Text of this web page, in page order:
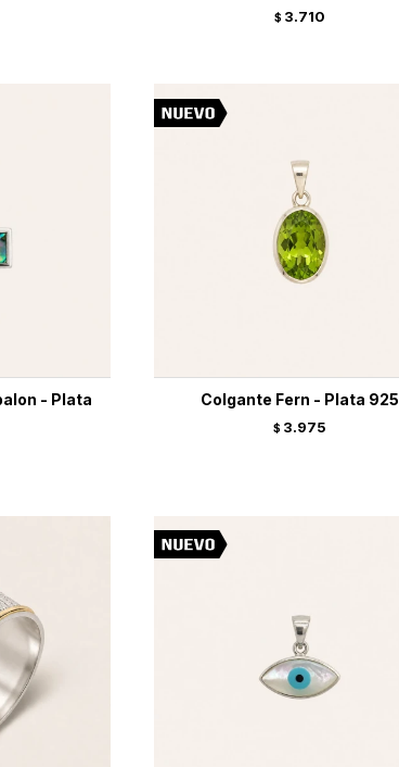
$ 3.710
- Plata
Colgante Fern - Plata 925
$ 3.975